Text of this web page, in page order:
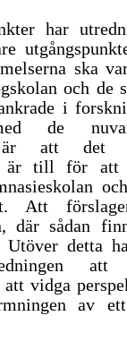
har
ska
och de
i
de
är att det
är till för att
Att
där sådan
detta
att
vidga
av